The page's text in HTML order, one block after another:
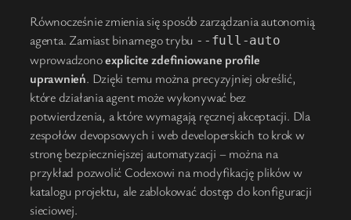
Równocześnie zmienia się sposób zarządzania autonomią
agenta. Zamiast binarnego trybu --full-auto
wprowadzonoexplicite zdefiniowane profile
uprawnień. Dzięki temu można precyzyjniej określić,
które działania agent może wykonywać bez
potwierdzenia, a które wymagają ręcznej akceptacji. Dla
zespołów devopsowych i web developerskich to krok w
stronę bezpieczniejszej automatyzacji – można na
przykład pozwolić Codexowi na modyfikację plików w
katalogu projektu, ale zablokować dostęp do konfiguracji
sieciowej.